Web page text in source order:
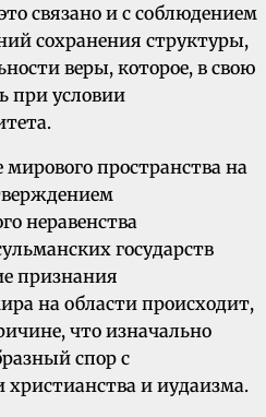
связано и с соблюдением
сохранения структуры,
веры, которое, в свою
при условии
пространства на
неравенства
государств
признания
на области происходит,
что изначально
спор с
и иудаизма.